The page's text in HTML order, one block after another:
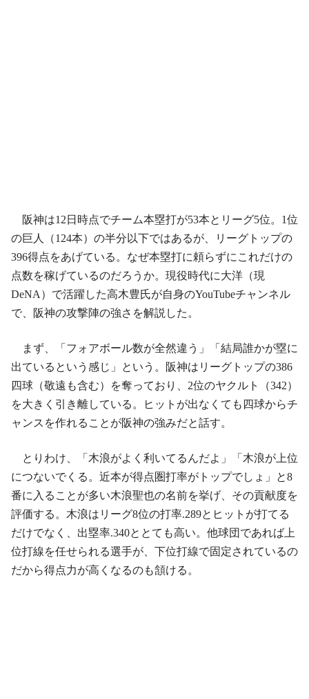
阪神は12日時点でチーム本塁打が53本とリーグ5位。1位
の巨人（124本）の半分以下ではあるが、リーグトップの
396得点をあげている。なぜ本塁打に頼らずにこれだけの
点数を稼げているのだろうか。現役時代に大洋（現
DeNA）で活躍した高木豊氏が自身のYouTubeチャンネル
で、阪神の攻撃陣の強さを解説した。
まず、「フォアボール数が全然違う」「結局誰かが塁に
出ているという感じ」という。阪神はリーグトップの386
四球（敬遠も含む）を奪っており、2位のヤクルト（342）
を大きく引き離している。ヒットが出なくても四球からチ
ャンスを作れることが阪神の強みだと話す。
とりわけ、「木浪がよく利いてるんだよ」「木浪が上位
につないでくる。近本が得点圏打率がトップでしょ」と8
番に入ることが多い木浪聖也の名前を挙げ、その貢献度を
評価する。木浪はリーグ8位の打率.289とヒットが打てる
だけでなく、出塁率.340ととても高い。他球団であれば上
位打線を任せられる選手が、下位打線で固定されているの
だから得点力が高くなるのも頷ける。